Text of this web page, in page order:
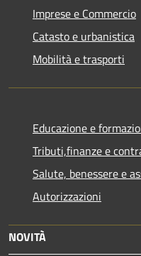
Imprese e Commercio
Catasto e urbanistica
Mobilità e trasporti
Educazione e
Tributi,finanze e
Salute, benessere e
Autorizzazioni
NOVITÀ